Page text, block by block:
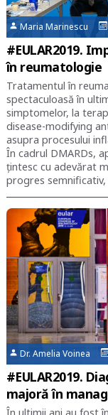
Maria Marinescu
#EULAR2019.
în reumatologie
Tratamentul în
spectaculoasă în
simptomelor, la
disease-modifying
asupra procesului
În cadrul DMARDs,
țintesc cu adevărat
progres
Dr. Amelia Voinea
#EULAR2019.
majoră în